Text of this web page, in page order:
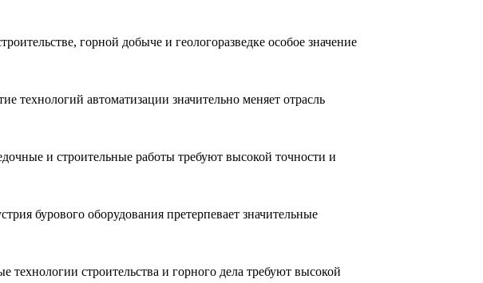
горной добыче и геологоразведке особое значение
технологий автоматизации значительно меняет отрасль
и строительные работы требуют высокой точности и
бурового оборудования претерпевает значительные
строительства и горного дела требуют высокой